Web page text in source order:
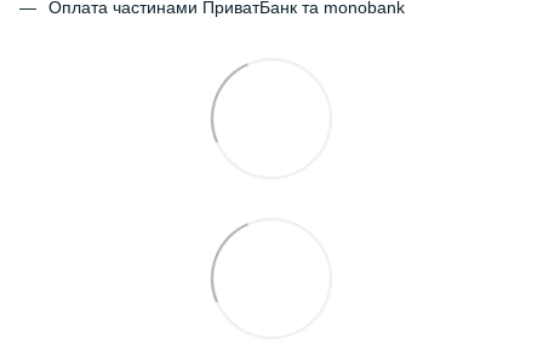
Оплата частинами ПриватБанк та monobank